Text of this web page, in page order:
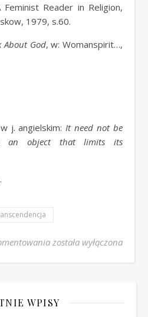
Feminist Reader in Religion,
1979, s.60.
About God, w: Womanspirit…,
j. angielskim:It need not be
an object that limits its
Bóg, którego (jeszcze)
została wyłączona
WPISY